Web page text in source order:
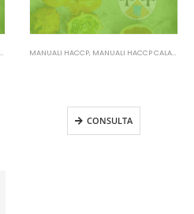
MANUALI HACCP, MANUALI HACCP CALABRIA
CONSULTA